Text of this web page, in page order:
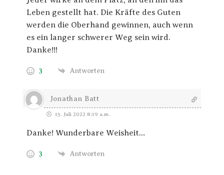
Leben gestellt hat. Die Kräfte des Guten
werden die Oberhand gewinnen, auch wenn
es ein langer schwerer Weg sein wird.
Danke!!!
3 Antworten
Jonathan Batt
15. Juli 2022 8:19 a.m.
Danke! Wunderbare Weisheit…
3 Antworten